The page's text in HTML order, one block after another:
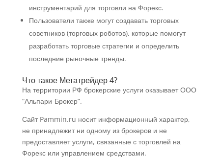
инструментарий для торговли на Форекс.
Пользователи также могут создавать торговых
советников (торговых роботов), которые помогут
разработать торговые стратегии и определить
последние рыночные тренды.
Что такое Метатрейдер 4?
На территории РФ брокерские услуги оказывает ООО
“Альпари-Брокер”.
Сайт Pammin.ru носит информационный характер,
не принадлежит ни одному из брокеров и не
предоставляет услуги, связанные с торговлей на
Форекс или управлением средствами.